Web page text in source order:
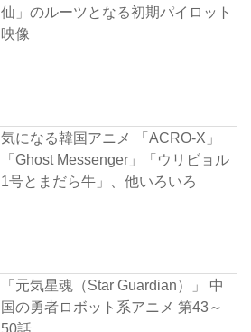
仙」のルーツとなる初期パイロット
映像
気になる韓国アニメ 「ACRO-X」
「Ghost Messenger」「ウリビョル
1号とまだら牛」、他いろいろ
「元気星魂（Star Guardian）」 中
国の勇者ロボット系アニメ 第43～
50話